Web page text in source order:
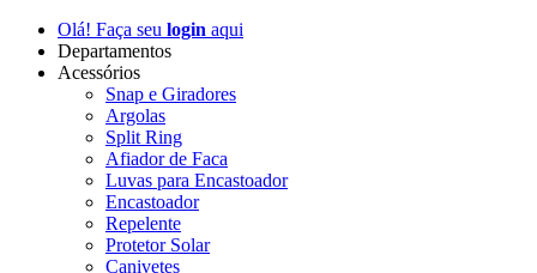
Olá! Faça seu login aqui
Departamentos
Acessórios
Snap e Giradores
Argolas
Split Ring
Afiador de Faca
Luvas para Encastoador
Encastoador
Repelente
Protetor Solar
Canivetes